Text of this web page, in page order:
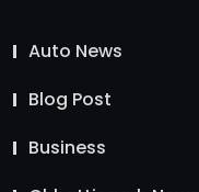
Auto News
Blog Post
Business